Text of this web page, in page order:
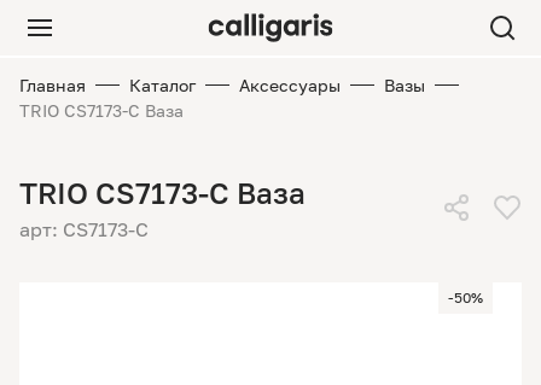
Главная Каталог Аксессуары
Вазы
TRIO CS7173-C Ваза
TRIO CS7173-C Ваза
арт: CS7173-C
-50%